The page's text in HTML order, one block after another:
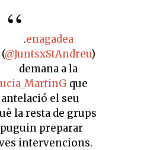
.enagadea
(@JuntsxStAndreu)
demana a la
que
el seu
la resta de grups
preparar
intervencions.